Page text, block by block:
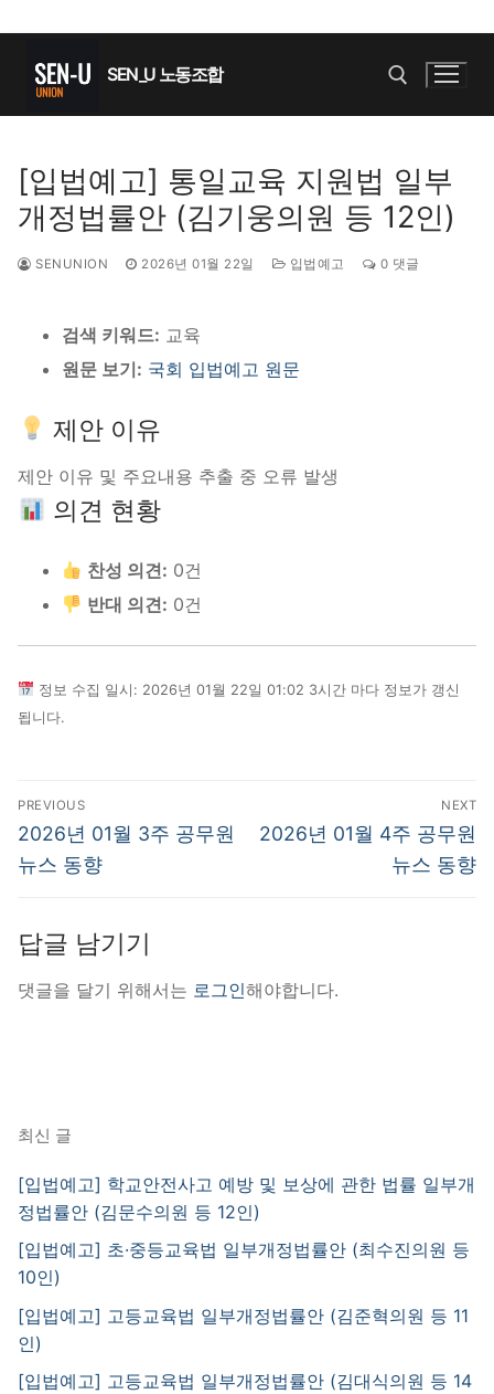
SEN_U 노동조합
검색 :
[입법예고] 통일교육 지원법 일부
개정법률안 (김기웅의원 등 12인)
SENUNION 2026년 01월 22일 입법예고 0 댓글
검색 키워드: 교육
원문 보기: 국회 입법예고 원문
제안 이유
제안 이유 및 주요내용 추출 중 오류 발생
의견 현황
찬성 의견: 0건
반대 의견: 0건
정보 수집 일시: 2026년 01월 22일 01:02 3시간 마다 정보가 갱신
됩니다.
글
탐
색
PREVIOUS
Previous
post:
2026년 01월 3주 공무원
뉴스 동향
NEXT
Next
2026년 01월 4주 공무원
뉴스 동향
답글 남기기
댓글을 달기 위해서는 로그인해야합니다.
최신 글
[입법예고] 학교안전사고 예방 및 보상에 관한 법률 일부개
정법률안 (김문수의원 등 12인)
[입법예고] 초·중등교육법 일부개정법률안 (최수진의원 등
10인)
[입법예고] 고등교육법 일부개정법률안 (김준혁의원 등 11
인)
[입법예고] 고등교육법 일부개정법률안 (김대식의원 등 14